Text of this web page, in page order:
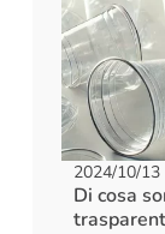
2024/10/13
Di cosa